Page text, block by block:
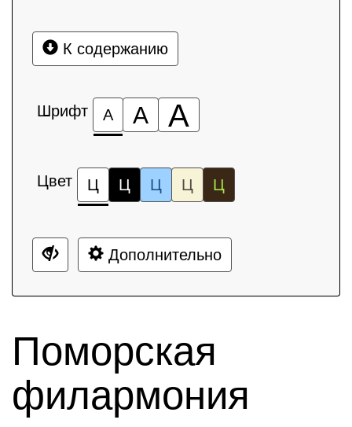
К содержанию
Шрифт А А А
Цвет Ц Ц Ц Ц Ц
Дополнительно
Поморская
филармония